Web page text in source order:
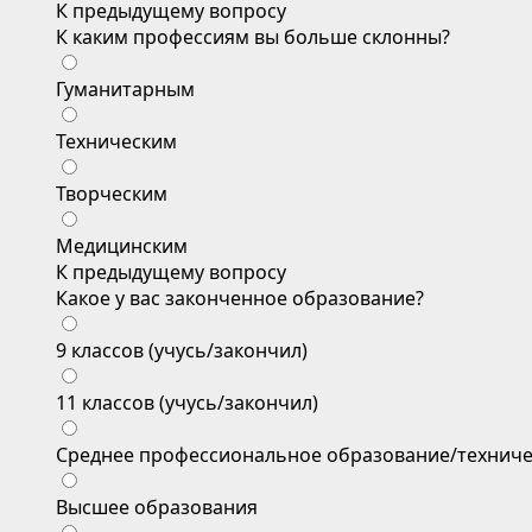
К предыдущему вопросу
К каким профессиям вы больше склонны?
Гуманитарным
Техническим
Творческим
Медицинским
К предыдущему вопросу
Какое у вас законченное образование?
9 классов (учусь/закончил)
11 классов (учусь/закончил)
Среднее профессиональное образование/
Высшее образования